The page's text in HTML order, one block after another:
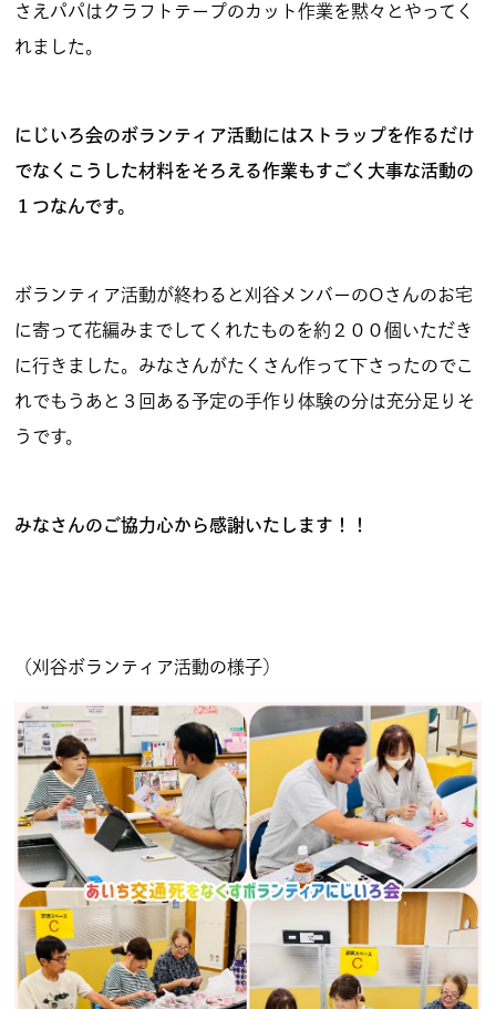
さえパパはクラフトテープのカット作業を黙々とやってく
れました。
にじいろ会のボランティア活動にはストラップを作るだけ
でなくこうした材料をそろえる作業もすごく大事な活動の
１つなんです。
ボランティア活動が終わると刈谷メンバーのOさんのお宅
に寄って花編みまでしてくれたものを約２００個いただき
に行きました。みなさんがたくさん作って下さったのでこ
れでもうあと３回ある予定の手作り体験の分は充分足りそ
うです。
​みなさんのご協力心から感謝いたします！！​
（刈谷ボランティア活動の様子）